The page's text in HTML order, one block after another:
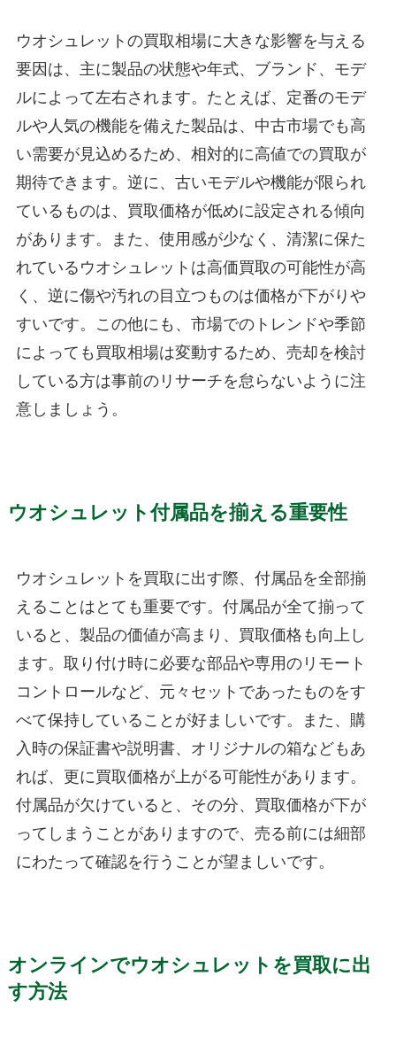
ウオシュレットの買取相場に大きな影響を与える
要因は、主に製品の状態や年式、ブランド、モデ
ルによって左右されます。たとえば、定番のモデ
ルや人気の機能を備えた製品は、中古市場でも高
い需要が見込めるため、相対的に高値での買取が
期待できます。逆に、古いモデルや機能が限られ
ているものは、買取価格が低めに設定される傾向
があります。また、使用感が少なく、清潔に保た
れているウオシュレットは高価買取の可能性が高
く、逆に傷や汚れの目立つものは価格が下がりや
すいです。この他にも、市場でのトレンドや季節
によっても買取相場は変動するため、売却を検討
している方は事前のリサーチを怠らないように注
意しましょう。
ウオシュレット付属品を揃える重要性
ウオシュレットを買取に出す際、付属品を全部揃
えることはとても重要です。付属品が全て揃って
いると、製品の価値が高まり、買取価格も向上し
ます。取り付け時に必要な部品や専用のリモート
コントロールなど、元々セットであったものをす
べて保持していることが好ましいです。また、購
入時の保証書や説明書、オリジナルの箱などもあ
れば、更に買取価格が上がる可能性があります。
付属品が欠けていると、その分、買取価格が下が
ってしまうことがありますので、売る前には細部
にわたって確認を行うことが望ましいです。
オンラインでウオシュレットを買取に出
す方法